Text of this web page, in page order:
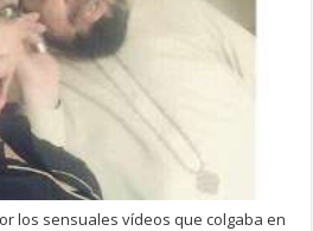
los sensuales vídeos que colgaba en